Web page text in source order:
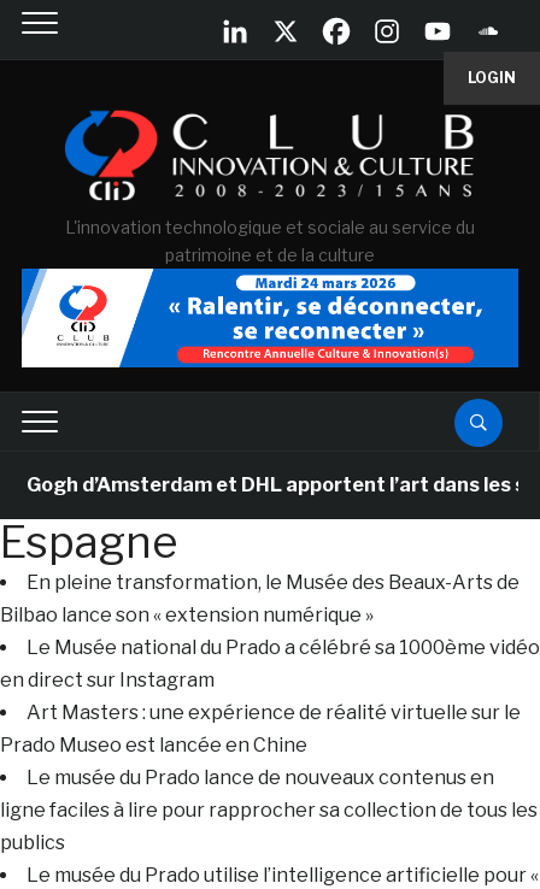
LOGIN
L'innovation technologique et sociale au service du
patrimoine et de la culture
d’Amsterdam et DHL apportent l’art dans les
Espagne
En pleine transformation, le Musée des Beaux-Arts de
Bilbao lance son « extension numérique »
Le Musée national du Prado a célébré sa 1000ème vidéo
en direct sur Instagram
Art Masters : une expérience de réalité virtuelle sur le
Prado Museo est lancée en Chine
Le musée du Prado lance de nouveaux contenus en
ligne faciles à lire pour rapprocher sa collection de tous les
publics
Le musée du Prado utilise l’intelligence artificielle pour «